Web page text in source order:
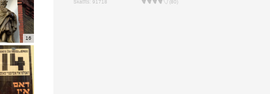
16
Skatīts: 91718 (80)